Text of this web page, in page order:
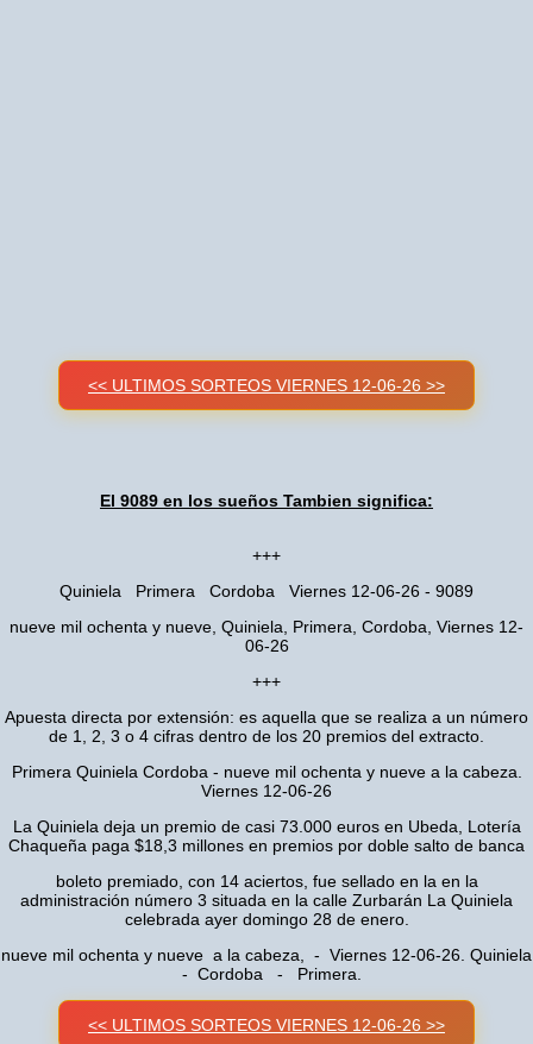
<< ULTIMOS SORTEOS VIERNES 12-06-26 >>
El 9089 en los sueños Tambien significa:
+++
Quiniela Primera Cordoba Viernes 12-06-26 - 9089
nueve mil ochenta y nueve, Quiniela, Primera, Cordoba, Viernes 12-
06-26
+++
Apuesta directa por extensión: es aquella que se realiza a un número
de 1, 2, 3 o 4 cifras dentro de los 20 premios del extracto.
Primera Quiniela Cordoba - nueve mil ochenta y nueve a la cabeza.
Viernes 12-06-26
La Quiniela deja un premio de casi 73.000 euros en Ubeda, Lotería
Chaqueña paga $18,3 millones en premios por doble salto de banca
boleto premiado, con 14 aciertos, fue sellado en la en la
administración número 3 situada en la calle Zurbarán La Quiniela
celebrada ayer domingo 28 de enero.
nueve mil ochenta y nueve a la cabeza, - Viernes 12-06-26. Quiniela
- Cordoba - Primera.
<< ULTIMOS SORTEOS VIERNES 12-06-26 >>